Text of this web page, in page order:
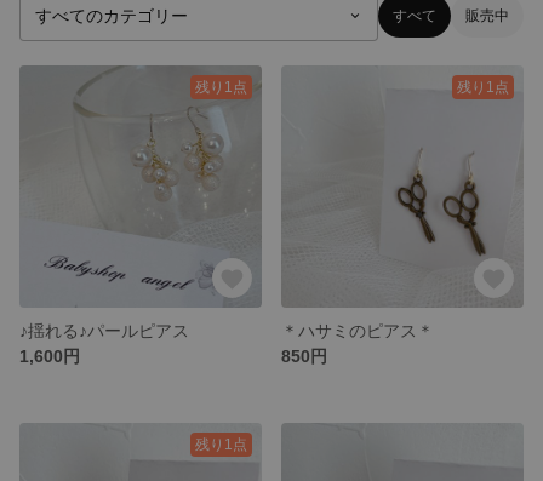
すべて 販売中
残り1点
♪揺れる♪パールピアス
1,600円
残り1点
＊ハサミのピアス＊
850円
残り1点